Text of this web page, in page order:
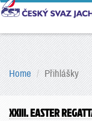
Home Přihlášky
XXIII. EASTER